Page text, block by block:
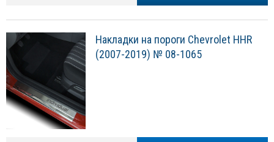
Накладки на пороги Chevrolet HHR
(2007-2019) № 08-1065